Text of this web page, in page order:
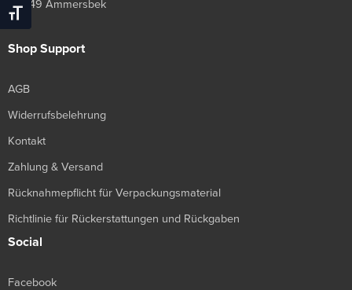
Schrift Vergrößern
22949 Ammersbek
Shop Support
AGB
Widerrufsbelehrung
Kontakt
Zahlung & Versand
Rücknahmepflicht für Verpackungsmaterial
Richtlinie für Rückerstattungen und Rückgaben
Social
Facebook